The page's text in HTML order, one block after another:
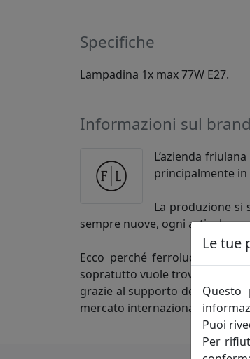
Specifiche
Lampadina 1x max 77W E27.
Informazioni sul brand
L’azienda
principalmente in
La produzione si
sempre nuove, ogni articolo
Ecco perché ferroluce si
sopratutto vuole trovare
grazie al supporto dei figli, è
mercato internazionale.
Le tue
Questo
Puoi
Per